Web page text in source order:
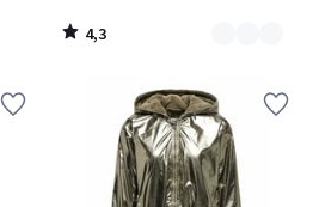
4,3
/